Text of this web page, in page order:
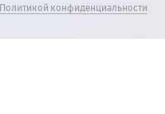
Политикой конфиденциальности